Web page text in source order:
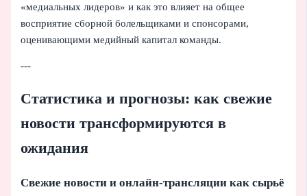
«медиальных лидеров» и как это влияет на общее
восприятие сборной болельщиками и спонсорами,
оценивающими медийный капитал команды.
---
Статистика и прогнозы: как свежие
новости трансформируются в
ожидания
Свежие новости и онлайн-трансляции как сырьё